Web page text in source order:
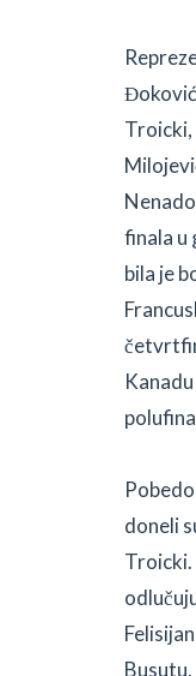
Troicki,
finala u
bila je
doneli
Troicki.